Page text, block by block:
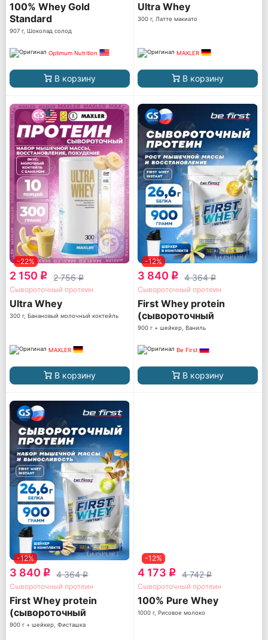
100% Whey Gold
Standard
907 г, Шоколад солод
Optimum Nutrition
В корзину
Ultra Whey
300 г, Латте макиато
MAXLER
В корзину
-22%
2 150 q 2 756q
Сывороточный протеин
Ultra Whey
300 г, Банановый молочный коктейль
MAXLER
В корзину
-12%
3 840 q 4 364q
Сывороточный протеин
First Whey protein
(сывороточный
протеин)
900 г + шейкер, Ваниль
Be First
В корзину
-12%
3 840 q 4 364q
Сывороточный протеин
First Whey protein
(сывороточный
протеин)
900 г + шейкер, Фисташка
-12%
4 173 q 4 742q
Сывороточный протеин
100% Pure Whey
1000 г, Рисовое молоко